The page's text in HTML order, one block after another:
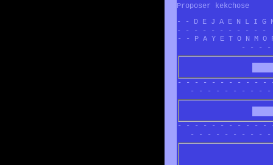
Proposer kekchose
- - D E J A E N L
- - - - - - - - - - -
- - P A Y E T O N
- - -
- - - - - - - - - - -
- - - - - - - - -
- - - - - - - - - - -
- - - - - - - - -